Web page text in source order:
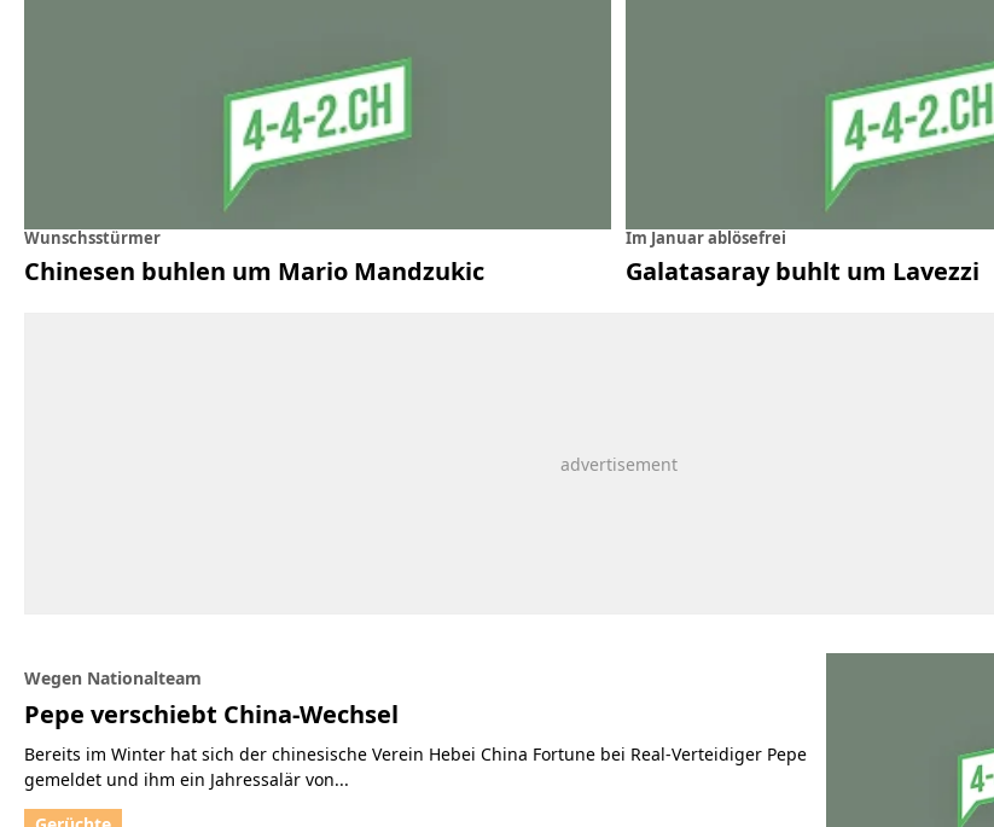
Wunschsstürmer
Chinesen buhlen um Mario Mandzukic
Im Januar ablösefrei
Galatasaray buhlt um Lavezzi
Wegen Nationalteam
Pepe verschiebt China-Wechsel
Bereits im Winter hat sich der chinesische Verein Hebei China Fortune bei Real-Verteidiger Pepe
gemeldet und ihm ein Jahressalär von...